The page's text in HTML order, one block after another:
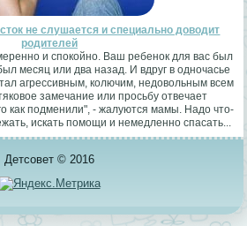
не слушается и специально доводит
родителей
и спокойно. Ваш ребенок для вас был
месяц или два назад. И вдруг в одночасье
агрессивным, колючим, недовольным всем
замечание или просьбу отвечает
как подменили", - жалуются мамы. Надо что-
искать помощи и немедленно спасать...
Детсовет © 2016